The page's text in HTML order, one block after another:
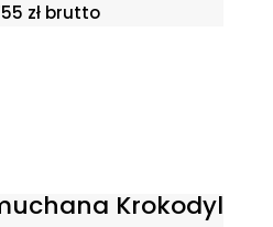
złbrutto
Krokodyl